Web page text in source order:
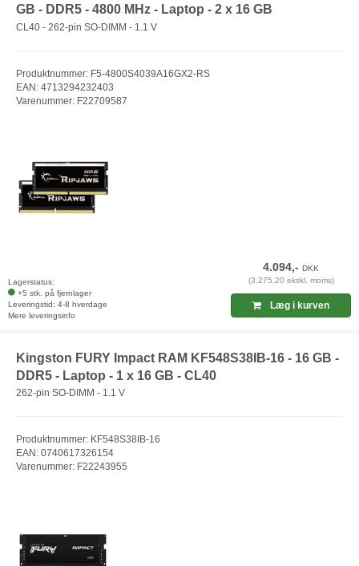
GB - DDR5 - 4800 MHz - Laptop - 2 x 16 GB
CL40 - 262-pin SO-DIMM - 1.1 V
Produktnummer: F5-4800S4039A16GX2-RS
EAN: 4713294232403
Varenummer: F22709587
Lagerstatus:
+5 stk. på fjernlager
Leveringstid: 4-8 hverdage
Mere leveringsinfo
4.094,-DKK
(3.275,20 ekskl. moms)
Læg i kurven
Kingston FURY Impact RAM KF548S38IB-16 - 16 GB -
DDR5 - Laptop - 1 x 16 GB - CL40
262-pin SO-DIMM - 1.1 V
Produktnummer: KF548S38IB-16
EAN: 0740617326154
Varenummer: F22243955